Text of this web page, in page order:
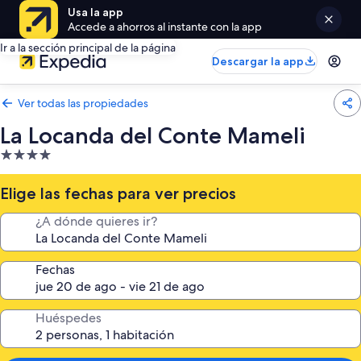
Usa la app
Accede a ahorros al instante con la app
Ir a la sección principal de la página
Descargar la app
Ver todas las propiedades
La Locanda del Conte Mameli
Propiedad
de
4.0
estrellas
Elige las fechas para ver precios
¿A dónde quieres ir?
Fechas
Huéspedes